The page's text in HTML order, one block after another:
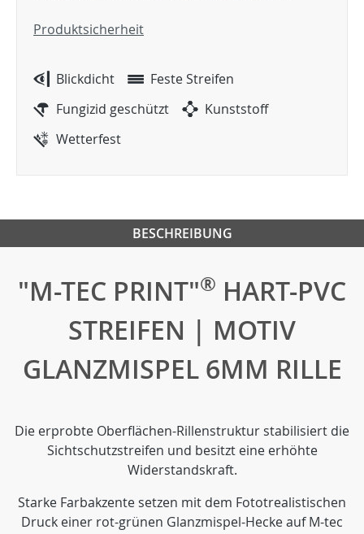
Produktsicherheit
Blickdicht
Feste Streifen
Fungizid geschützt
Kunststoff
Wetterfest
BESCHREIBUNG
"M-TEC PRINT"® HART-PVC
STREIFEN | MOTIV
GLANZMISPEL 6MM RILLE
Die erprobte Oberflächen-Rillenstruktur stabilisiert die
Sichtschutzstreifen und besitzt eine erhöhte
Widerstandskraft.
Starke Farbakzente setzen mit dem Fototrealistischen
Druck einer rot-grünen Glanzmispel-Hecke auf M-tec